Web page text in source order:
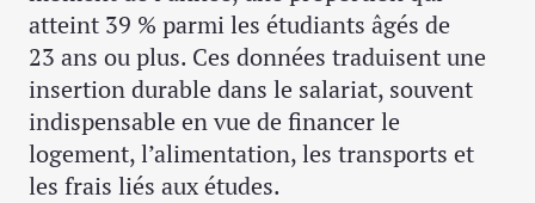
atteint 39 % parmi les étudiants âgés de
23 ans ou plus. Ces données traduisent une
insertion durable dans le salariat, souvent
indispensable en vue de financer le
logement, l’alimentation, les transports et
les frais liés aux études.